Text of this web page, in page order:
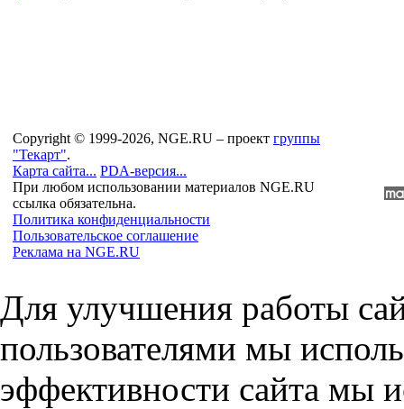
Copyright © 1999-2026, NGE.RU – проект группы
"Текарт".
Карта сайта... PDA-версия...
При любом использовании материалов NGE.RU
ссылка обязательна.
Политика конфиденциальности
Пользовательское соглашение
Реклама на NGE.RU
Для улучшения работы
пользователями мы
эффективности сайта мы